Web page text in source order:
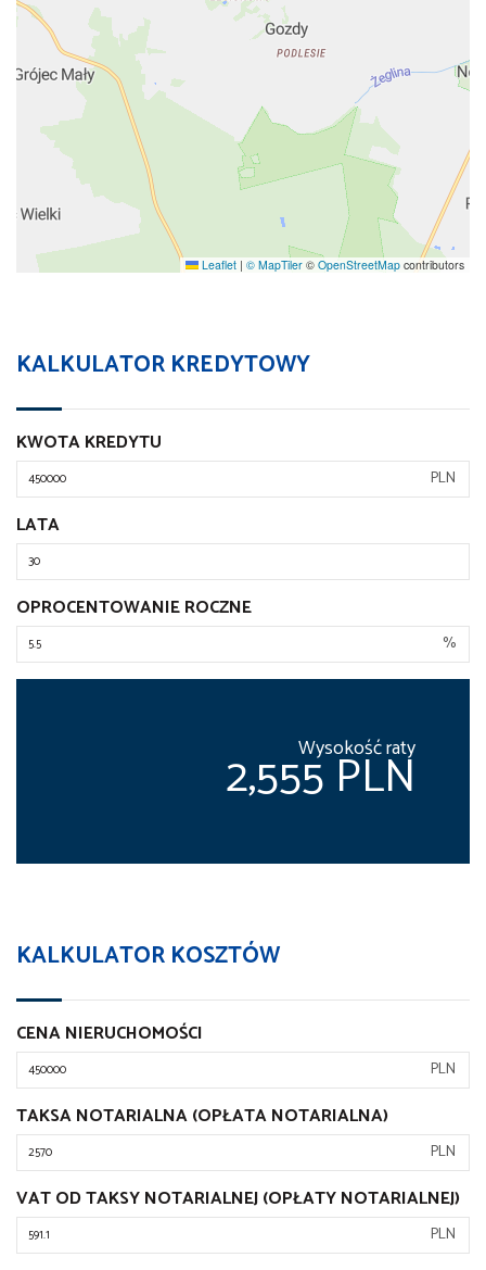
Leaflet | © MapTiler © OpenStreetMap contributors
KALKULATOR KREDYTOWY
KWOTA KREDYTU
PLN
LATA
OPROCENTOWANIE ROCZNE
%
Wysokość raty
2,555 PLN
KALKULATOR KOSZTÓW
CENA NIERUCHOMOŚCI
PLN
TAKSA NOTARIALNA (OPŁATA NOTARIALNA)
PLN
VAT OD TAKSY NOTARIALNEJ (OPŁATY NOTARIALNEJ)
PLN